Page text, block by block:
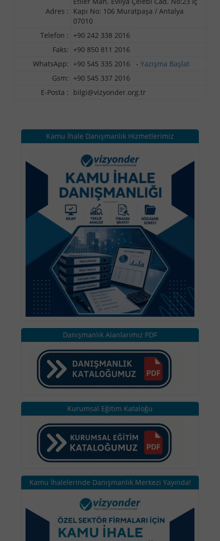
Adres : Kapı No: 106 Muratpaşa / Antalya
07010
Telefon : +90 242 338 2016
Faks: +90 850 811 2016
WhatsApp: +90 545 335 2016 - Yazışma Başlat
Gsm: +90 545 337 2016
E-Posta : bilgi@vizyonder.org.tr
Kamu İhale Danışmanlık Hizmetlerimiz
Danışmanlık Alanlarımız PDF
Kurumsal Eğitim Kataloğu
Kamu İhalelerinde Danışmanlık Merkezi Yayında!